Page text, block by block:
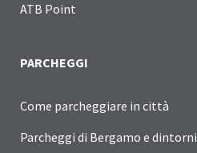
ATB Point
PARCHEGGI
Come parcheggiare in città
Parcheggi di Bergamo e dintorni